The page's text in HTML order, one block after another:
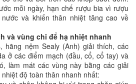
mỗi ngày, hạn chế rượu bia vì rượu
và khiến thân nhiệt tăng cao về
và vùng chi để hạ nhiệt nhanh
hãng nệm Sealy (Anh) giải thích, các
ở các điểm mạch (đầu, cổ, cổ tay) và
làm mát các vùng này bằng các giải
độ toàn thân nhanh nhất: